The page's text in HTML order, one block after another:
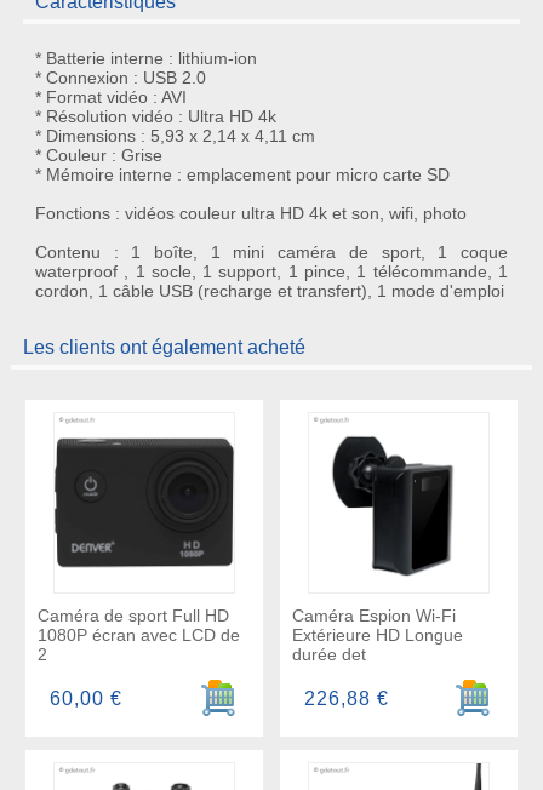
* Batterie interne : lithium-ion
* Connexion : USB 2.0
* Format vidéo : AVI
* Résolution vidéo : Ultra HD 4k
* Dimensions : 5,93 x 2,14 x 4,11 cm
* Couleur : Grise
* Mémoire interne : emplacement pour micro carte SD
Fonctions : vidéos couleur ultra HD 4k et son, wifi, photo
Contenu : 1 boîte, 1 mini caméra de sport, 1 coque
waterproof , 1 socle, 1 support, 1 pince, 1 télécommande, 1
cordon, 1 câble USB (recharge et transfert), 1 mode d'emploi
Les clients ont également acheté
Caméra de sport Full HD
1080P écran avec LCD de
2
Ajouter au panier
60,00 €
Caméra Espion Wi-Fi
Extérieure HD Longue
durée det
Ajouter
226,88 €